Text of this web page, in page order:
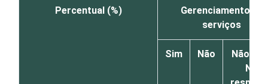
Percentual (%)
Gerenciamento de
serviços
Sim Não
Não
Não